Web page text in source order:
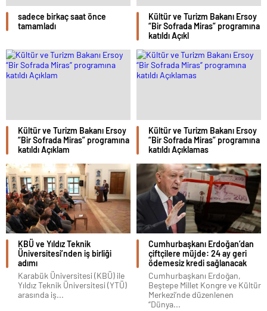
sadece birkaç saat önce
tamamladı
Kültür ve Turizm Bakanı Ersoy
“Bir Sofrada Miras” programına
katıldı Açıkl
Kültür ve Turizm Bakanı Ersoy
“Bir Sofrada Miras” programına
katıldı Açıklam
Kültür ve Turizm Bakanı Ersoy
“Bir Sofrada Miras” programına
katıldı Açıklamas
KBÜ ve Yıldız Teknik
Üniversitesi’nden iş birliği
adımı
Karabük Üniversitesi (KBÜ) ile
Yıldız Teknik Üniversitesi (YTÜ)
arasında iş...
Cumhurbaşkanı Erdoğan’dan
çiftçilere müjde: 24 ay geri
ödemesiz kredi sağlanacak
Cumhurbaşkanı Erdoğan,
Beştepe Millet Kongre ve Kültür
Merkezi’nde düzenlenen
“Dünya...